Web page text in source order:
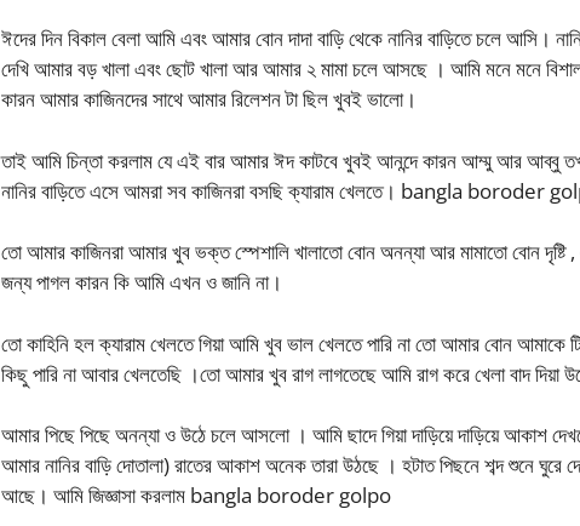
ঈদের দিন বিকাল বেলা আমি এবং আমার বোন দাদা বাড়ি থেকে নানির বাড়িতে চলে আসি।
দেখি আমার বড় খালা এবং ছোট খালা আর আমার ২ মামা চলে আসছে । আমি মনে মনে
কারন আমার কাজিনদের সাথে আমার রিলেশন টা ছিল খুবই ভালো।
তাই আমি চিন্তা করলাম যে এই বার আমার ঈদ কাটবে খুবই আনন্দে কারন আম্মু আর আব্বু
নানির বাড়িতে এসে আমরা সব কাজিনরা বসছি ক্যারাম খেলতে। bangla boroder
তো আমার কাজিনরা আমার খুব ভক্ত স্পেশালি খালাতো বোন অনন্যা আর মামাতো বোন দৃষ্টি
জন্য পাগল কারন কি আমি এখন ও জানি না।
তো কাহিনি হল ক্যারাম খেলতে গিয়া আমি খুব ভাল খেলতে পারি না তো আমার বোন আমাকে
কিছু পারি না আবার খেলতেছি ।তো আমার খুব রাগ লাগতেছে আমি রাগ করে খেলা বাদ দিয়া
আমার পিছে পিছে অনন্যা ও উঠে চলে আসলো । আমি ছাদে গিয়া দাড়িয়ে দাড়িয়ে আকাশ
আমার নানির বাড়ি দোতালা) রাতের আকাশ অনেক তারা উঠছে । হটাত পিছনে শব্দ শুনে ঘুরে
আছে। আমি জিজ্ঞাসা করলাম bangla boroder golpo